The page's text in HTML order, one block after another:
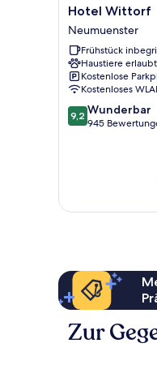
Hotel
Wittorf
Neumuenster
Hotel Wittorf
Neumuenster
Frühstück
Haustiere erlaubt
Kostenlose
Kostenloses
9.2
von
9,2 Wunderbar
945
Zur